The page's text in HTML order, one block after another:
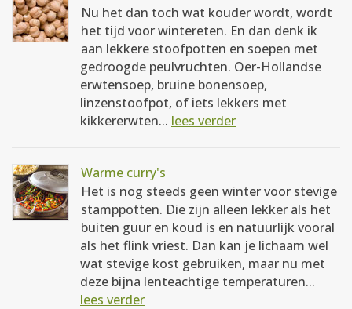
Nu het dan toch wat kouder wordt, wordt
het tijd voor wintereten. En dan denk ik
aan lekkere stoofpotten en soepen met
gedroogde peulvruchten. Oer-Hollandse
erwtensoep, bruine bonensoep,
linzenstoofpot, of iets lekkers met
kikkererwten... lees verder
Warme curry's
Het is nog steeds geen winter voor stevige
stamppotten. Die zijn alleen lekker als het
buiten guur en koud is en natuurlijk vooral
als het flink vriest. Dan kan je lichaam wel
wat stevige kost gebruiken, maar nu met
deze bijna lenteachtige temperaturen...
lees verder